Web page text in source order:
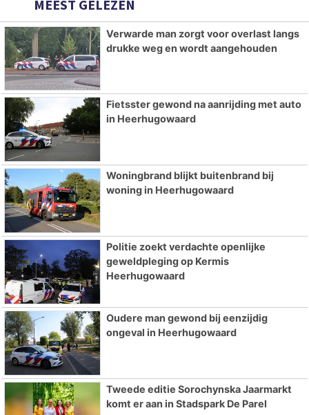
MEEST GELEZEN
Verwarde man zorgt voor overlast langs
drukke weg en wordt aangehouden
Fietsster gewond na aanrijding met auto
in Heerhugowaard
Woningbrand blijkt buitenbrand bij
woning in Heerhugowaard
Politie zoekt verdachte openlijke
geweldpleging op Kermis
Heerhugowaard
Oudere man gewond bij eenzijdig
ongeval in Heerhugowaard
Tweede editie Sorochynska Jaarmarkt
komt er aan in Stadspark De Parel